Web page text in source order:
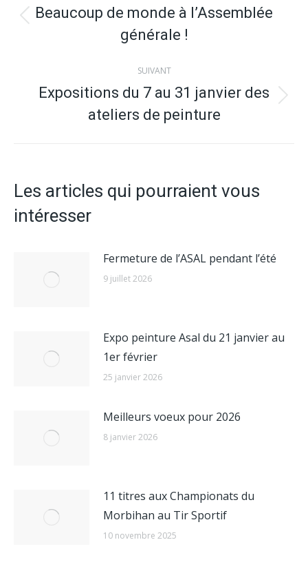
article
précédent
Beaucoup de monde à l’Assemblée
générale !
SUIVANT
suivant
Expositions du 7 au 31 janvier des
ateliers de peinture
Les articles qui pourraient vous
intéresser
Fermeture de l’ASAL pendant l’été
9 juillet 2026
Expo peinture Asal du 21 janvier au
1er février
25 janvier 2026
Meilleurs voeux pour 2026
8 janvier 2026
11 titres aux Championats du
Morbihan au Tir Sportif
10 novembre 2025